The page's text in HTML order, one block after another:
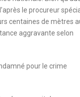
le procureur
centaines de mètres
aggravante selon
pour le crime